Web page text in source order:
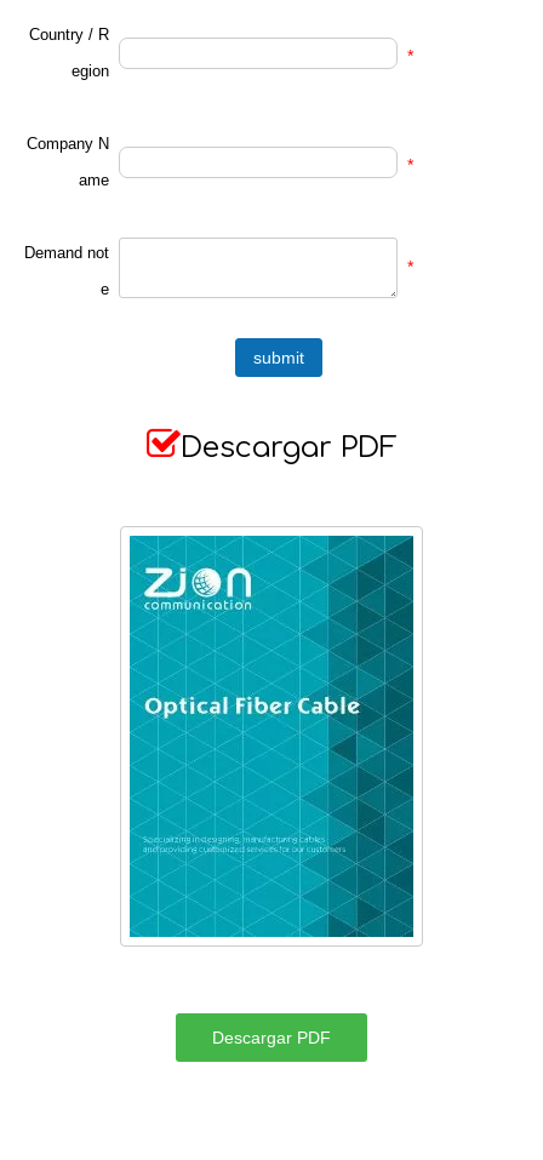
Country / R
egion
*
Company N
ame
*
Demand not
e
*
submit
Descargar PDF
Descargar PDF